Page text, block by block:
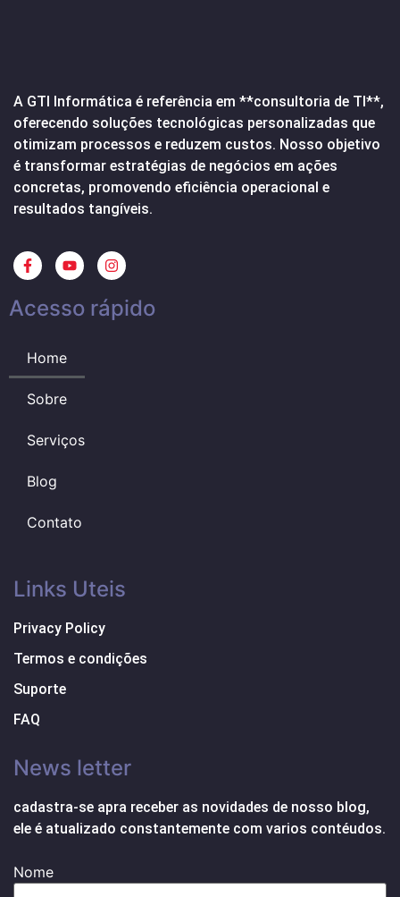
A GTI Informática é referência em **consultoria de TI**,
oferecendo soluções tecnológicas personalizadas que
otimizam processos e reduzem custos. Nosso objetivo
é transformar estratégias de negócios em ações
concretas, promovendo eficiência operacional e
resultados tangíveis.
Acesso rápido
Home
Sobre
Serviços
Blog
Contato
Links Uteis
Privacy Policy
Termos e condições
Suporte
FAQ
News letter
cadastra-se apra receber as novidades de nosso blog,
ele é atualizado constantemente com varios contéudos.
Nome